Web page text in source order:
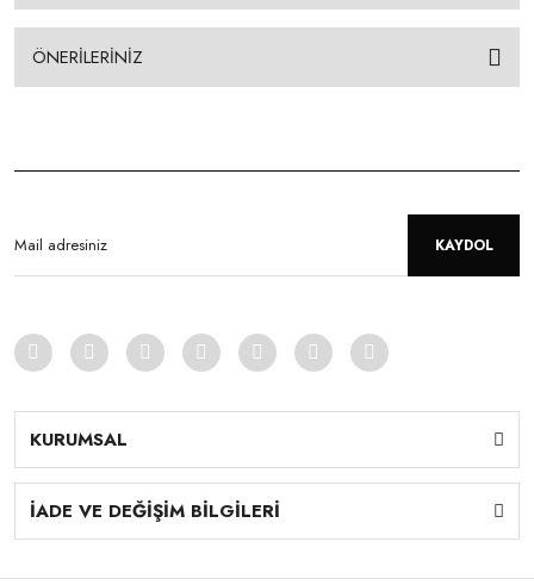
ÖNERİLERİNİZ
KAYDOL
KURUMSAL
İADE VE DEĞİŞİM BİLGİLERİ